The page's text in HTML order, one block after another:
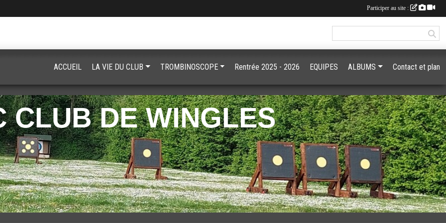
CLUB DE WINGLES
ACCUEIL LA VIE DU CLUB TROMBINOSCOPE Rentrée 2025 - 2026 EQUIPES ALBUMS Contact et plan
Participer au site :